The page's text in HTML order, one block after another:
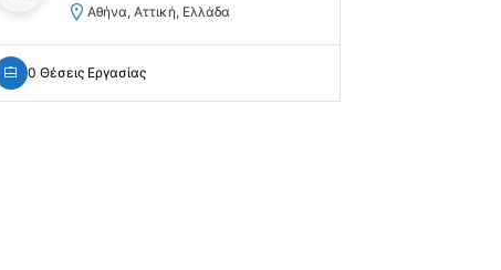
Αθήνα, Αττική, Ελλάδα
0 Θέσεις Εργασίας